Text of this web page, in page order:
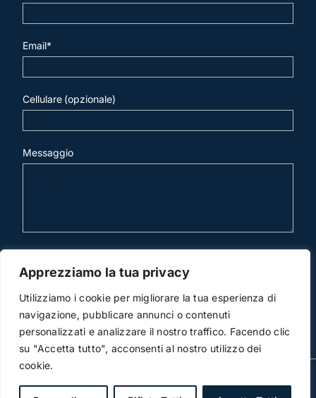
Apprezziamo la tua privacy
Utilizziamo i cookie per migliorare la tua esperienza di
navigazione, pubblicare annunci o contenuti
personalizzati e analizzare il nostro traffico. Facendo clic
su "Accetta tutto", acconsenti al nostro utilizzo dei
cookie.
Email*
Cellulare (opzionale)
Messaggio
invia mail
© Copyright 2012 -2013 | Studio Legale Scicchitano | All